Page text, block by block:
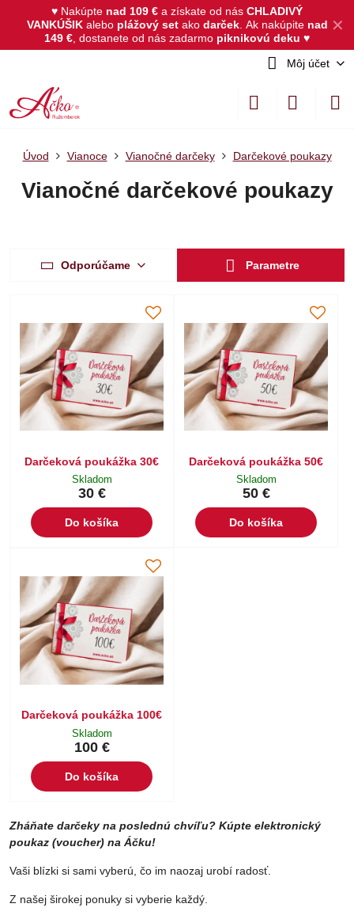
✕
♥ Nakúpte nad 109 € a získate od nás CHLADIVÝ
VANKÚŠIKalebo plážový set akodarček. Ak nakúpite nad
149 € , dostanete od nás zadarmo piknikovú deku ♥
Môj účet
Úvod Vianoce Vianočné darčeky Darčekové poukazy
Vianočné darčekové poukazy
Odporúčame Parametre
Darčeková poukážka 30€
Skladom
30 €
Do košíka
Darčeková poukážka 50€
Skladom
50 €
Do košíka
Darčeková poukážka 100€
Skladom
100 €
Do košíka
Zháňate darčeky na poslednú chvíľu? Kúpte elektronický
poukaz (voucher) na Áčku!
Vaši blízki si sami vyberú, čo im naozaj urobí radosť.
Z našej širokej ponuky si vyberie každý.